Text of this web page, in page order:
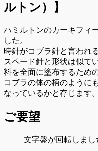
ルトン）
】
ハミルトンのカーキフィ
した。
時針がコブラ針と言われ
スペード針と形状は似て
料を全面に塗布するため
コブラの体の柄のように
なっているかと存じます。
ご要望
文字盤が回転しまし